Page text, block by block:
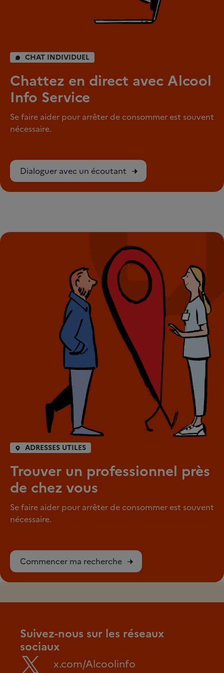
CHAT INDIVIDUEL
Chattez en direct avec Alcool
Info Service
Se faire aider pour arrêter de consommer est souvent
nécessaire.
Dialoguer avec un écoutant
ADRESSES UTILES
Trouver un professionnel près
de chez vous
Se faire aider pour arrêter de consommer est souvent
nécessaire.
Commencer ma recherche
Suivez-nous sur les réseaux
sociaux
x.com/Alcoolinfo